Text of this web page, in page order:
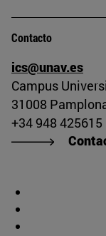
Contacto
ics@unav.es
Campus
31008
+34 948 425615